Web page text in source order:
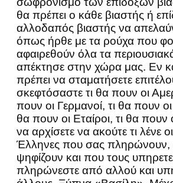
θα πρέπει ο κάθε βιαστής ή
αλλοδαπός βιαστής να
όπως ήρθε με τα ρούχα που
αφαιρεθούν όλα τα
απέκτησε στην χώρα μας. Εν
πρέπει να σταματήσετε
σκεφτόσαστε τι θα πουν οι
πουν οι Γερμανοί, τι θα πουν
θα πουν οι Εταίροι, τι θα πουν
να αρχίσετε να ακούτε τι λένε
Έλληνες που σας πληρώνουν,
ψηφίζουν και που τους
πληρώνεστε από αλλού και